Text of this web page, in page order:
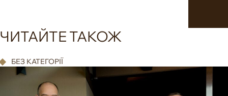
ЧИТАЙТЕ ТАКОЖ
БЕЗ КАТЕГОРІЇ